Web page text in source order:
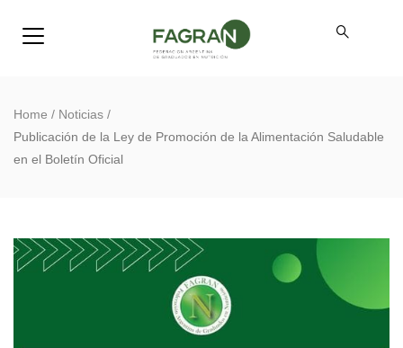
Home / Noticias /
Publicación de la Ley de Promoción de la Alimentación Saludable
en el Boletín Oficial